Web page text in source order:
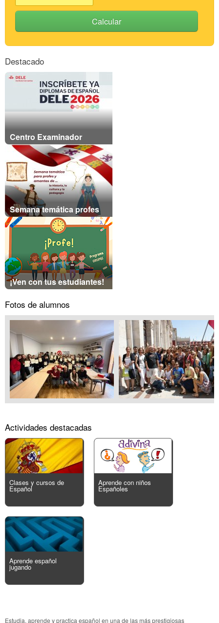
Calcular
Destacado
Centro Examinador
Semana temática profes
¡Ven con tus estudiantes!
Fotos de alumnos
Actividades destacadas
Clases y cursos de
Español
Aprende con niños
Españoles
Aprende español
jugando
Estudia, aprende y practica español en una de las más prestigiosas